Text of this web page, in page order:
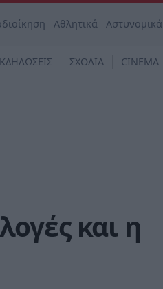
Αθλητικά Αστυνομικά
ΣΧΟΛΙΑ CINEMA
και η